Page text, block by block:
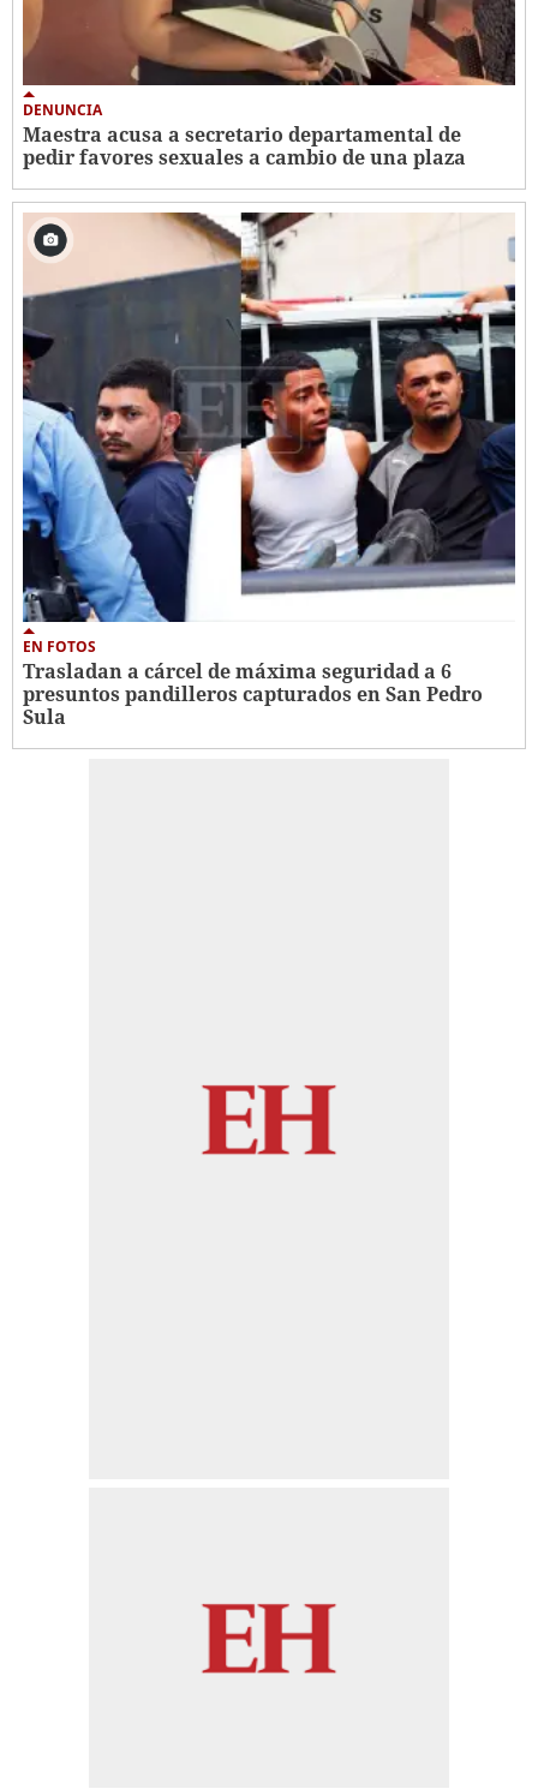
DENUNCIA
Maestra acusa a secretario departamental de
pedir favores sexuales a cambio de una plaza
EN FOTOS
Trasladan a cárcel de máxima seguridad a 6
presuntos pandilleros capturados en San Pedro
Sula